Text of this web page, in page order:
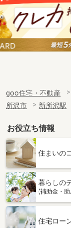
goo住宅・不動産
所沢市
新所沢駅
お役立ち情報
住まいの
暮らしの
(補助金・
住宅ロー